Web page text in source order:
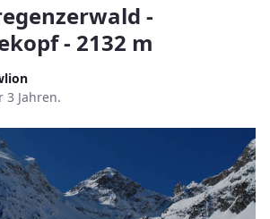
-
- 2132 m
3 Jahren.